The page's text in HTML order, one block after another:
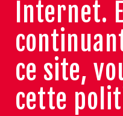
Internet.
ce site,
cette